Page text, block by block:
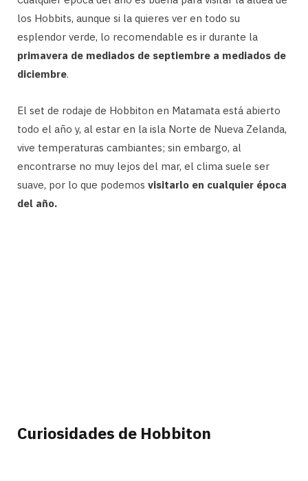
los Hobbits, aunque si la quieres ver en todo su
esplendor verde, lo recomendable es ir durante la
primavera de mediados de septiembre a mediados de
diciembre.
El set de rodaje de Hobbiton en Matamata está abierto
todo el año y, al estar en la isla Norte de Nueva Zelanda,
vive temperaturas cambiantes; sin embargo, al
encontrarse no muy lejos del mar, el clima suele ser
suave, por lo que podemos visitarlo en cualquier época
del año.
Curiosidades de Hobbiton